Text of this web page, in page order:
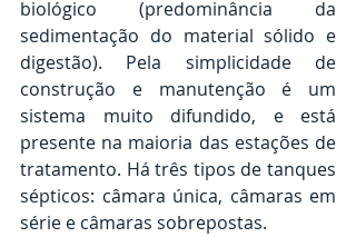
biológico (predominância da
sedimentação do material sólido e
digestão). Pela simplicidade de
construção e manutenção é um
sistema muito difundido, e está
presente na maioria das estações de
tratamento. Há três tipos de tanques
sépticos: câmara única, câmaras em
série e câmaras sobrepostas.